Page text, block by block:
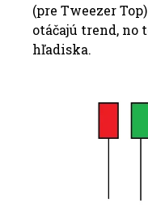
(pre Tweezer
otáčajú trend, no
hľadiska.